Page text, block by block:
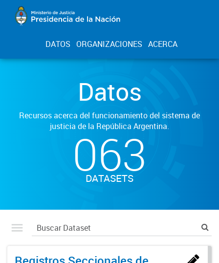
DATOS ORGANIZACIONES ACERCA
Datos
Recursos acerca del funcionamiento del sistema de
justicia de la República Argentina.
063
DATASETS